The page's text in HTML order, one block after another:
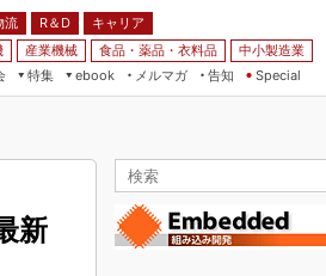
流 R＆D
キャリア
産業機械 食品・薬品・衣料品
中小製造業
特集
ebook
メルマガ
告知 Special
新